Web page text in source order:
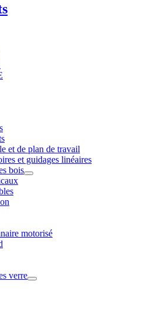
et de plan de travail
et guidages linéaires
bois
motorisé
verre